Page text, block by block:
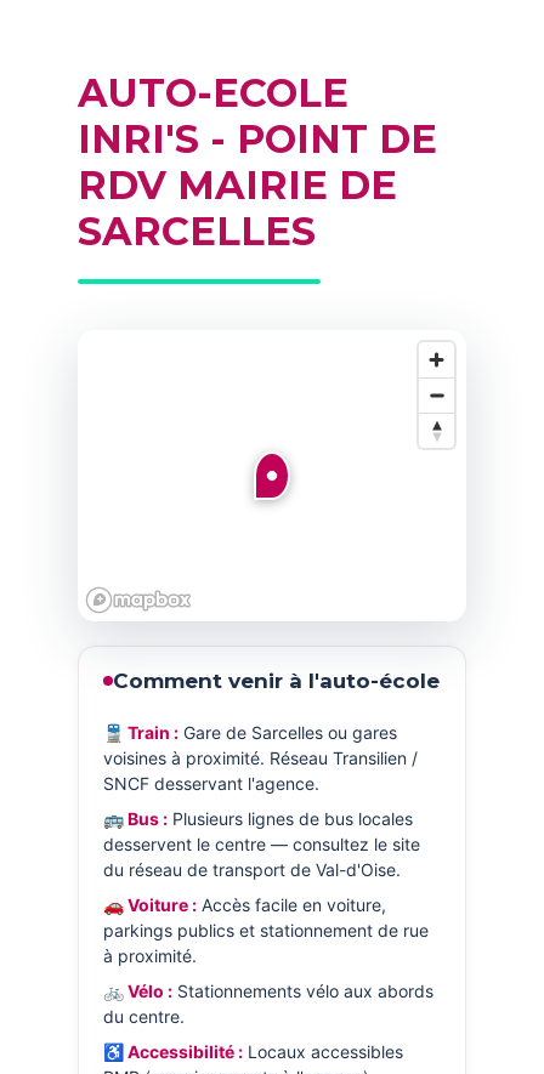
AUTO-ECOLE
INRI'S - POINT DE
RDV MAIRIE DE
SARCELLES
Comment venir à l'auto-école
🚆 Train :Gare de Sarcelles ou gares
voisines à proximité. Réseau Transilien /
SNCF desservant l'agence.
🚌 Bus :Plusieurs lignes de bus locales
desservent le centre — consultez le site
du réseau de transport de Val-d'Oise.
🚗 Voiture :Accès facile en voiture,
parkings publics et stationnement de rue
à proximité.
🚲 Vélo :Stationnements vélo aux abords
du centre.
♿ Accessibilité :Locaux accessibles